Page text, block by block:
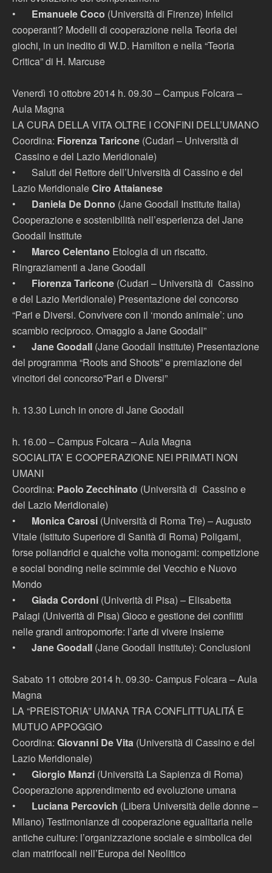
•
Emanuele Coco (Università di Firenze) Infelici
cooperanti? Modelli di cooperazione nella Teoria dei
giochi, in un inedito di W.D. Hamilton e nella “Teoria
Critica” di H. Marcuse
Venerdì 10 ottobre 2014 h. 09.30 – Campus Folcara –
Aula Magna
LA CURA DELLA VITA OLTRE I CONFINI DELL’UMANO
Coordina: Fiorenza Taricone (Cudari – Università di
Cassino e del Lazio Meridionale)
•
Saluti del Rettore dell’Università di Cassino e del
Lazio MeridionaleCiro Attaianese
•
Daniela De Donno (Jane Goodall Institute Italia)
Cooperazione e sostenibilità nell’esperienza del Jane
Goodall Institute
•
Marco Celentano Etologia di un riscatto.
Ringraziamenti a Jane Goodall
•
Fiorenza Taricone (Cudari – Università di Cassino
e del Lazio Meridionale) Presentazione del concorso
“Pari e Diversi. Convivere con il ‘mondo animale’: uno
scambio reciproco. Omaggio a Jane Goodall”
•
Jane Goodall (Jane Goodall Institute) Presentazione
del programma “Roots and Shoots” e premiazione dei
vincitori del concorso”Pari e Diversi”
h. 13.30 Lunch in onore di Jane Goodall
h. 16.00 – Campus Folcara – Aula Magna
SOCIALITA’ E COOPERAZIONE NEI PRIMATI NON
UMANI
Coordina: Paolo Zecchinato (Università di Cassino e
del Lazio Meridionale)
•
Monica Carosi (Università di Roma Tre) – Augusto
Vitale (Istituto Superiore di Sanità di Roma) Poligami,
forse poliandrici e qualche volta monogami: competizione
e social bonding nelle scimmie del Vecchio e Nuovo
Mondo
•
Giada Cordoni (Univerità di Pisa) – Elisabetta
Palagi (Univerità di Pisa) Gioco e gestione dei conflitti
nelle grandi antropomorfe: l’arte di vivere insieme
•
Jane Goodall (Jane Goodall Institute): Conclusioni
Sabato 11 ottobre 2014 h. 09.30- Campus Folcara – Aula
Magna
LA “PREISTORIA” UMANA TRA CONFLITTUALITÁ E
MUTUO APPOGGIO
Coordina: Giovanni De Vita (Università di Cassino e del
Lazio Meridionale)
•
Giorgio Manzi (Università La Sapienza di Roma)
Cooperazione apprendimento ed evoluzione umana
•
Luciana Percovich (Libera Università delle donne –
Milano) Testimonianze di cooperazione egualitaria nelle
antiche culture: l’organizzazione sociale e simbolica dei
clan matrifocali nell’Europa del Neolitico